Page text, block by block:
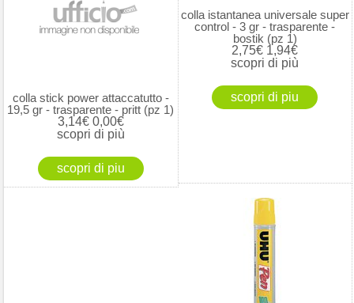
colla stick power attaccatutto -
19,5 gr - trasparente - pritt (pz 1)
3,14€0,00€
scopri di più
colla istantanea universale super
control - 3 gr - trasparente -
bostik (pz 1)
2,75€ 1,94€
scopri di più